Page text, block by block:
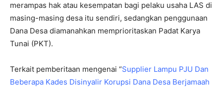
merampas hak atau kesempatan bagi pelaku usaha LAS di
masing-masing desa itu sendiri, sedangkan penggunaan
Dana Desa diamanahkan memprioritaskan Padat Karya
Tunai (PKT).
Terkait pemberitaan mengenai “Supplier Lampu PJU Dan
Beberapa Kades Disinyalir Korupsi Dana Desa Berjamaah